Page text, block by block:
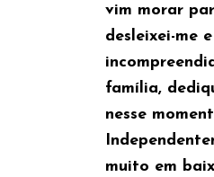
vim morar
desleixei-me
família,
nesse
muito em